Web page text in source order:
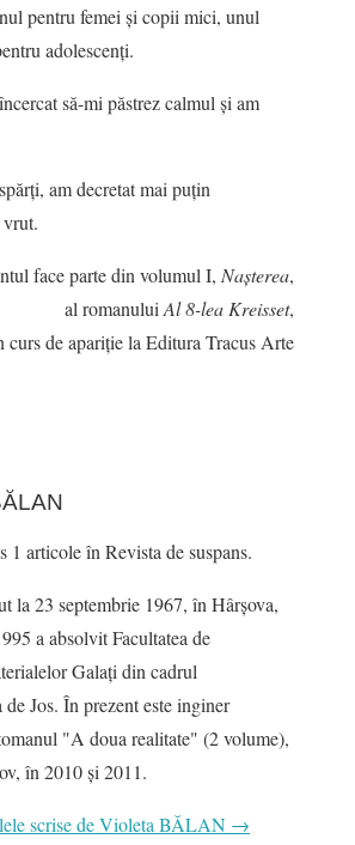
pentru femei şi copii mici, unul
adolescenţi.
să-mi păstrez calmul şi am
am decretat mai puţin
face parte din volumul I, Naşterea,
al romanului Al 8-lea Kreisset,
curs de apariţie la Editura Tracus Arte
articole în Revista de suspans.
la 23 septembrie 1967, în Hârșova,
a absolvit Facultatea de
Galați din cadrul
Jos. În prezent este inginer
"A doua realitate" (2 volume),
în 2010 şi 2011.
scrise de Violeta BĂLAN →